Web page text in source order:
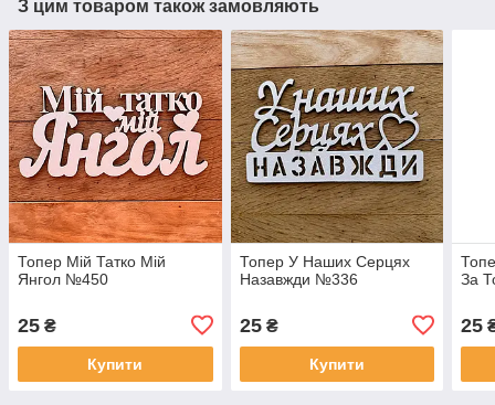
З цим товаром також замовляють
Топер Мій Татко Мій
Янгол №450
25 ₴
Купити
Топер У Наших Серцях
Назавжди №336
25₴
Купити
За
25